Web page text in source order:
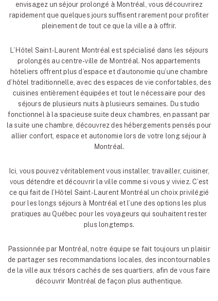
envisagez un séjour prolongé à Montréal, vous découvrirez
rapidement que quelques jours suffisent rarement pour profiter
pleinement de tout ce que la ville a à offrir.
L’Hôtel Saint-Laurent Montréal est spécialisé dans les séjours
prolongés au centre-ville de Montréal. Nos appartements
hôteliers offrent plus d’espace et d’autonomie qu’une chambre
d’hôtel traditionnelle, avec des espaces de vie confortables, des
cuisines entièrement équipées et tout le nécessaire pour des
séjours de plusieurs nuits à plusieurs semaines. Du studio
fonctionnel à la spacieuse suite deux chambres, en passant par
la suite une chambre, découvrez des hébergements pensés pour
allier confort, espace et autonomie lors de votre long séjour à
Montréal.
Ici, vous pouvez véritablement vous installer, travailler, cuisiner,
vous détendre et découvrir la ville comme si vous y viviez. C’est
ce qui fait de l’Hôtel Saint-Laurent Montréal un choix privilégié
pour les longs séjours à Montréal et l’une des options les plus
pratiques au Québec pour les voyageurs qui souhaitent rester
plus longtemps.
Passionnée par Montréal, notre équipe se fait toujours un plaisir
de partager ses recommandations locales, des incontournables
de la ville aux trésors cachés de ses quartiers, afin de vous faire
découvrir Montréal de façon plus authentique.